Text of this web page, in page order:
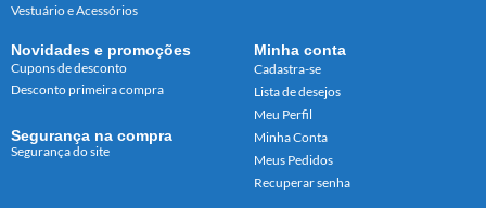
Vestuário e Acessórios
Novidades e promoções
Cupons de desconto
Desconto primeira compra
Segurança na compra
Segurança do site
Minha conta
Cadastra-se
Lista de desejos
Meu Perfil
Minha Conta
Meus Pedidos
Recuperar senha